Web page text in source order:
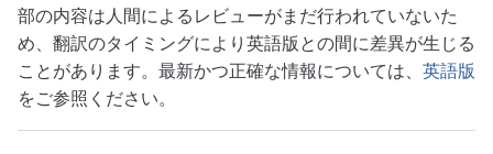
部の内容は人間によるレビューがまだ行われていないた
め、翻訳のタイミングにより英語版との間に差異が生じる
ことがあります。最新かつ正確な情報については、 英語版
をご参照ください。